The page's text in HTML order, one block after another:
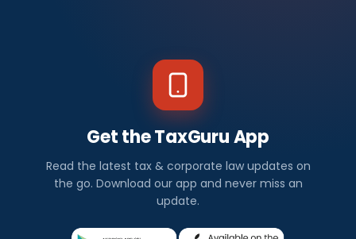
Get the TaxGuru App
Read the latest tax & corporate law updates on
the go. Download our app and never miss an
update.